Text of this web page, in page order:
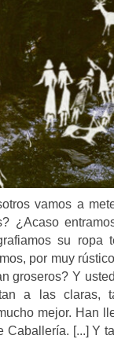
vamos a
¿Acaso
su ropa
por muy
groseros? Y
a las claras,
mejor. Han
Caballería. [...] Y